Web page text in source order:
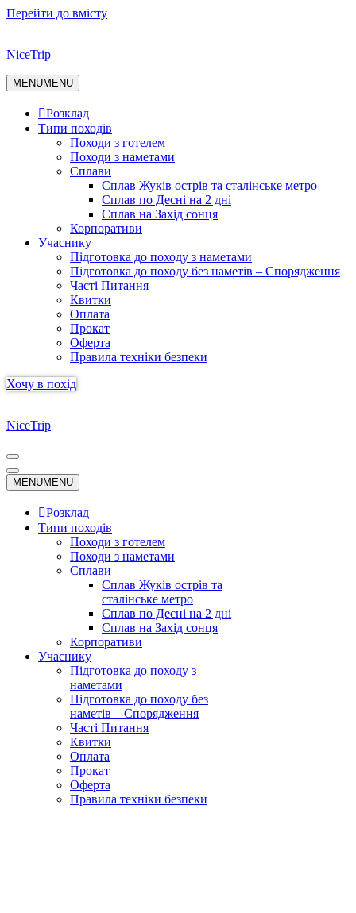
Перейти до вмісту
NiceTrip
MENUMENU
Розклад
Типи походів
Походи з готелем
Походи з наметами
Сплави
Сплав Жуків острів та сталінське метро
Сплав по Десні на 2 дні
Сплав на Захід сонця
Корпоративи
Учаснику
Підготовка до походу з наметами
Підготовка до походу без наметів – Спорядження
Часті Питання
Квитки
Оплата
Прокат
Оферта
Правила техніки безпеки
Хочу в похід
NiceTrip
Меню
навігації
Меню
навігації
MENUMENU
Розклад
Типи походів
Походи з готелем
Походи з наметами
Сплави
Сплав Жуків острів та
сталінське метро
Сплав по Десні на 2 дні
Сплав на Захід сонця
Корпоративи
Учаснику
Підготовка до походу з
наметами
Підготовка до походу без
наметів – Спорядження
Часті Питання
Квитки
Оплата
Прокат
Оферта
Правила техніки безпеки